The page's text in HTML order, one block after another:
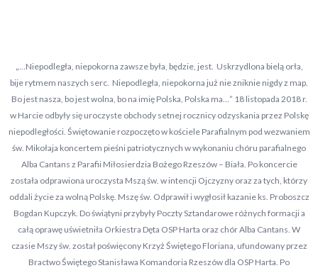
„…Niepodległa, niepokorna zawsze była, będzie, jest. Uskrzydlona bielą orła,
bije rytmem naszych serc. Niepodległa, niepokorna już nie zniknie nigdy z map.
Bo jest nasza, bo jest wolna, bo na imię Polska, Polska ma…” 18 listopada 2018 r.
w Harcie odbyły się uroczyste obchody setnej rocznicy odzyskania przez Polskę
niepodległości. Świętowanie rozpoczęto w kościele Parafialnym pod wezwaniem
św. Mikołaja koncertem pieśni patriotycznych w wykonaniu chóru parafialnego
Alba Cantans z Parafii Miłosierdzia Bożego Rzeszów – Biała. Po koncercie
została odprawiona uroczysta Mszą św. w intencji Ojczyzny oraz za tych, którzy
oddali życie za wolną Polskę. Mszę św. Odprawił i wygłosił kazanie ks. Proboszcz
Bogdan Kupczyk. Do świątyni przybyły Poczty Sztandarowe różnych formacji a
całą oprawę uświetniła Orkiestra Dęta OSP Harta oraz chór Alba Cantans. W
czasie Mszy św. został poświęcony Krzyż Świętego Floriana, ufundowany przez
Bractwo Świętego Stanisława Komandoria Rzeszów dla OSP Harta. Po